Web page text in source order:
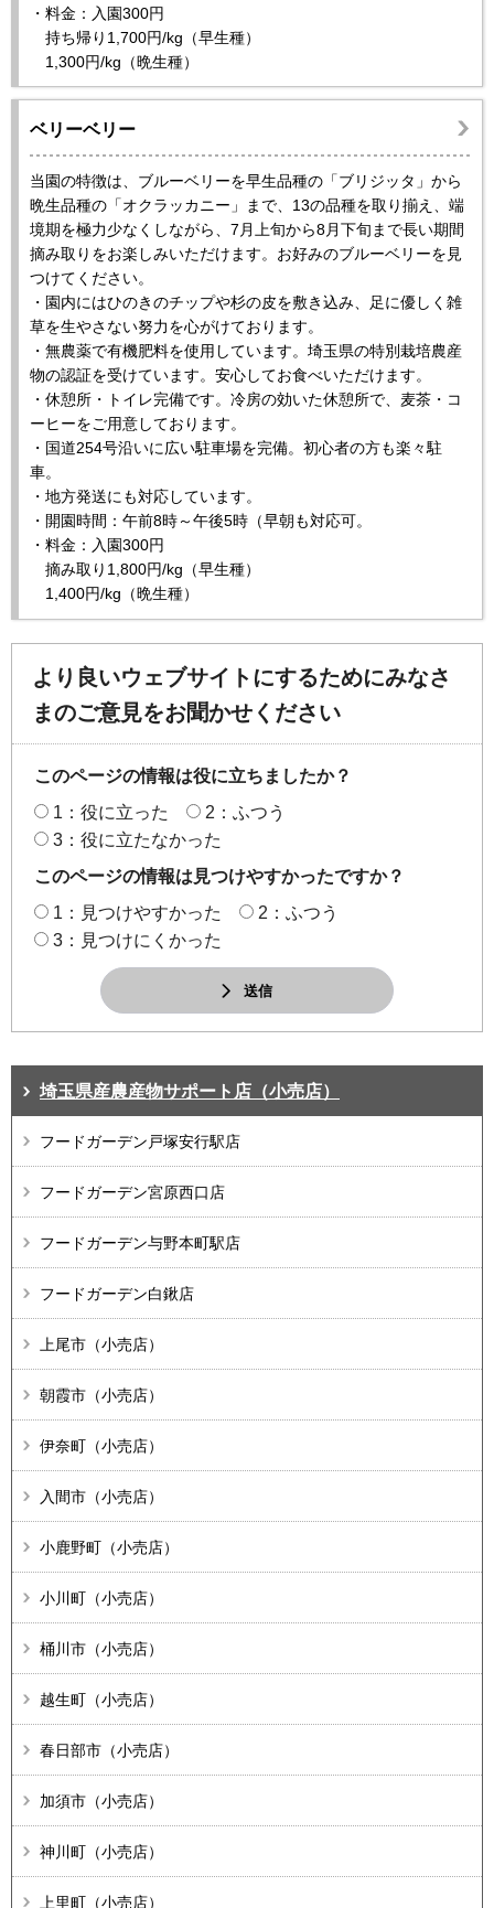
・料金：入園300円
持ち帰り1,700円/kg（早生種）
1,300円/kg（晩生種）
ベリーベリー
当園の特徴は、ブルーベリーを早生品種の「ブリジッタ」から
晩生品種の「オクラッカニー」まで、13の品種を取り揃え、端
境期を極力少なくしながら、7月上旬から8月下旬まで長い期間
摘み取りをお楽しみいただけます。お好みのブルーベリーを見
つけてください。
・園内にはひのきのチップや杉の皮を敷き込み、足に優しく雑
草を生やさない努力を心がけております。
・無農薬で有機肥料を使用しています。埼玉県の特別栽培農産
物の認証を受けています。安心してお食べいただけます。
・休憩所・トイレ完備です。冷房の効いた休憩所で、麦茶・コ
ーヒーをご用意しております。
・国道254号沿いに広い駐車場を完備。初心者の方も楽々駐
車。
・地方発送にも対応しています。
・開園時間：午前8時～午後5時（早朝も対応可。
・料金：入園300円
摘み取り1,800円/kg（早生種）
1,400円/kg（晩生種）
より良いウェブサイトにするためにみなさ
まのご意見をお聞かせください
このページの情報は役に立ちましたか？
1：役に立った
2：ふつう
3：役に立たなかった
このページの情報は見つけやすかったですか？
1：見つけやすかった
2：ふつう
3：見つけにくかった
送信
埼玉県産農産物サポート店（小売店）
フードガーデン戸塚安行駅店
フードガーデン宮原西口店
フードガーデン与野本町駅店
フードガーデン白鍬店
上尾市（小売店）
朝霞市（小売店）
伊奈町（小売店）
入間市（小売店）
小鹿野町（小売店）
小川町（小売店）
桶川市（小売店）
越生町（小売店）
春日部市（小売店）
加須市（小売店）
神川町（小売店）
上里町（小売店）